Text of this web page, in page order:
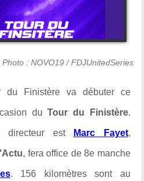
Photo : NOVO19 / FDJUnitedSeries
du Finistère va débuter ce
duTour du Finistère.
directeur est Marc Fayet,
, fera office de 8e manche
. 156 kilomètres sont au